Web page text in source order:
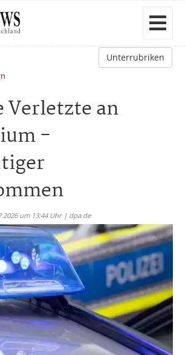
Unterrubriken
Verletzte an
-
um 13:44 Uhr | dpa.de